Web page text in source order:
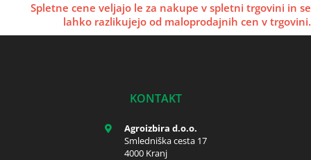
Spletne cene veljajo le za nakupe v spletni trgovini in se
lahko razlikujejo od maloprodajnih cen v trgovini.
KONTAKT
Agroizbira d.o.o.
Smledniška cesta 17
4000 Kranj